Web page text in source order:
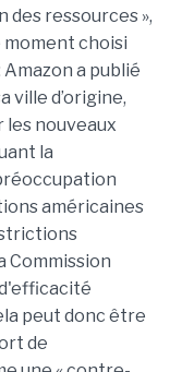
ressources »,
moment choisi
a publié
ville d’origine,
les nouveaux
la
américaines
Commission
peut donc être
de